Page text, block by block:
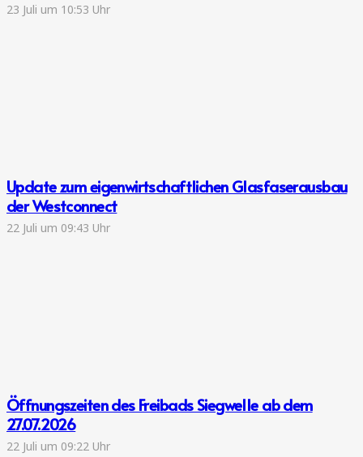
23 Juli um 10:53 Uhr
Update zum eigenwirtschaftlichen Glasfaserausbau
der Westconnect
22 Juli um 09:43 Uhr
Öffnungszeiten des Freibads Siegwelle ab dem
27.07.2026
22 Juli um 09:22 Uhr